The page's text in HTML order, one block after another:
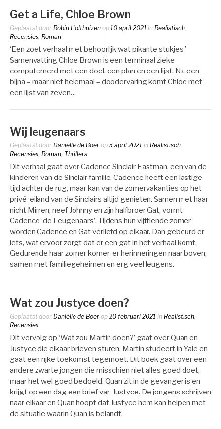
Get a Life, Chloe Brown
Geplaatst door Robin Holthuizen op 10 april 2021 in Realistisch,
Recensies, Roman
‘Een zoet verhaal met behoorlijk wat pikante stukjes.’
Samenvatting Chloe Brown is een terminaal zieke
computernerd met een doel, een plan en een lijst. Na een
bijna – maar niet helemaal – doodervaring komt Chloe met
een lijst van zeven…
Wij leugenaars
Geplaatst door Daniëlle de Boer op 3 april 2021 in Realistisch
Recensies Roman Thrillers
Dit verhaal gaat over Cadence Sinclair Eastman, een van de
kinderen van de Sinclair familie. Cadence heeft een lastige
tijd achter de rug, maar kan van de zomervakanties op het
privé-eiland van de Sinclairs altijd genieten. Samen met haar
nicht Mirren, neef Johnny en zijn halfbroer Gat, vormt
Cadence ‘de Leugenaars’. Tijdens hun vijftiende zomer
worden Cadence en Gat verliefd op elkaar. Dan gebeurd er
iets, wat ervoor zorgt dat er een gat in het verhaal komt.
Gedurende haar zomer komen er herinneringen naar boven,
samen met familiegeheimen en erg veel leugens.
Wat zou Justyce doen?
Geplaatst door Daniëlle de Boer op 20 februari 2021 in Realistisch,
Recensies
Dit vervolg op ‘Wat zou Martin doen?’ gaat over Quan en
Justyce die elkaar brieven sturen. Martin studeert in Yale en
gaat een rijke toekomst tegemoet. Dit boek gaat over een
andere zwarte jongen die misschien niet alles goed doet,
maar het wel goed bedoeld. Quan zit in de gevangenis en
krijgt op een dag een brief van Justyce. De jongens schrijven
naar elkaar en Quan hoopt dat Justyce hem kan helpen met
de situatie waarin Quan is belandt.